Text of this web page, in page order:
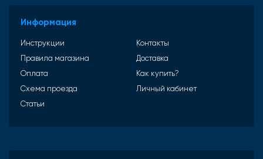
Информация
Инструкции
Контакты
Правила магазина
Доставка
Оплата
Как купить?
Схема проезда
Личный кабинет
Статьи